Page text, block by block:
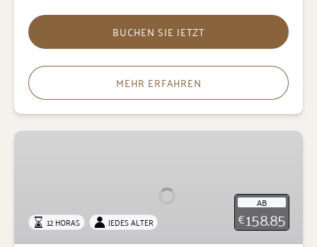
BUCHEN SIE JETZT
MEHR ERFAHREN
Visita
Sevilla
AB
€158.85
12 HORAS JEDES ALTER